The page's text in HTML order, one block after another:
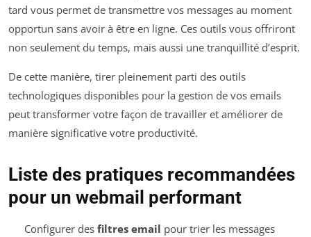
tard vous permet de transmettre vos messages au moment
opportun sans avoir à être en ligne. Ces outils vous offriront
non seulement du temps, mais aussi une tranquillité d’esprit.
De cette manière, tirer pleinement parti des outils
technologiques disponibles pour la gestion de vos emails
peut transformer votre façon de travailler et améliorer de
manière significative votre productivité.
Liste des pratiques recommandées
pour un webmail performant
Configurer des filtres email pour trier les messages